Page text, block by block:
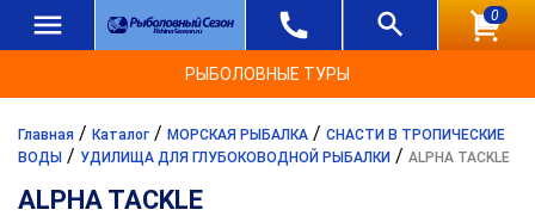
0
РЫБОЛОВНЫЕ ТУРЫ
Главная / Каталог / МОРСКАЯ РЫБАЛКА / СНАСТИ В ТРОПИЧЕСКИЕ
ВОДЫ / УДИЛИЩА ДЛЯ ГЛУБОКОВОДНОЙ РЫБАЛКИ / ALPHA TACKLE
ALPHA TACKLE